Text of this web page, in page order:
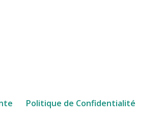
Politique de Confidentialité